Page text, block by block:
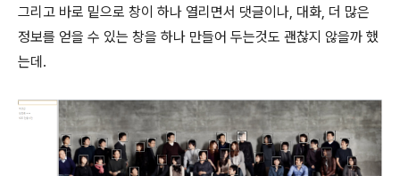
그리고 바로 밑으로 창이 하나 열리면서 댓글이나, 대화, 더 많은
정보를 얻을 수 있는 창을 하나 만들어 두는것도 괜찮지 않을까 했
는데.